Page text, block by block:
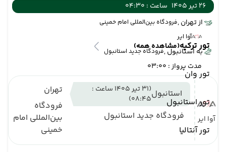
تور ترکیه(مشاهده همه)
تور وان
تور استانبول
تور آنتالیا
26 تیر 1405
ساعت : 04:30
از تهران ,فرودگاه بین‌المللی امام خمینی
آوا ایر
به استانبول ,فرودگاه جدید استانبول
مدت پرواز : 03:00
آوا ایر
استانبول
(31 تیر 1405 ساعت :
08:45)
فرودگاه جدید استانبول
تهران
فرودگاه
بین‌المللی امام
خمینی